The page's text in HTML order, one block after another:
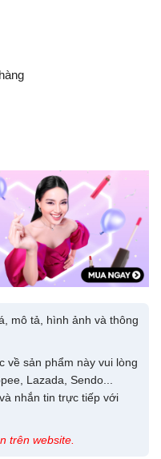
mô tả, hình ảnh và thông
về sản phẩm này vui lòng
Lazada, Sendo...
và nhắn tin trực tiếp với
trên website.